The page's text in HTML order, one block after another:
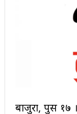
बाजुरा, पुस १७